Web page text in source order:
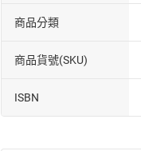
商品分類
商品貨號(SKU)
ISBN